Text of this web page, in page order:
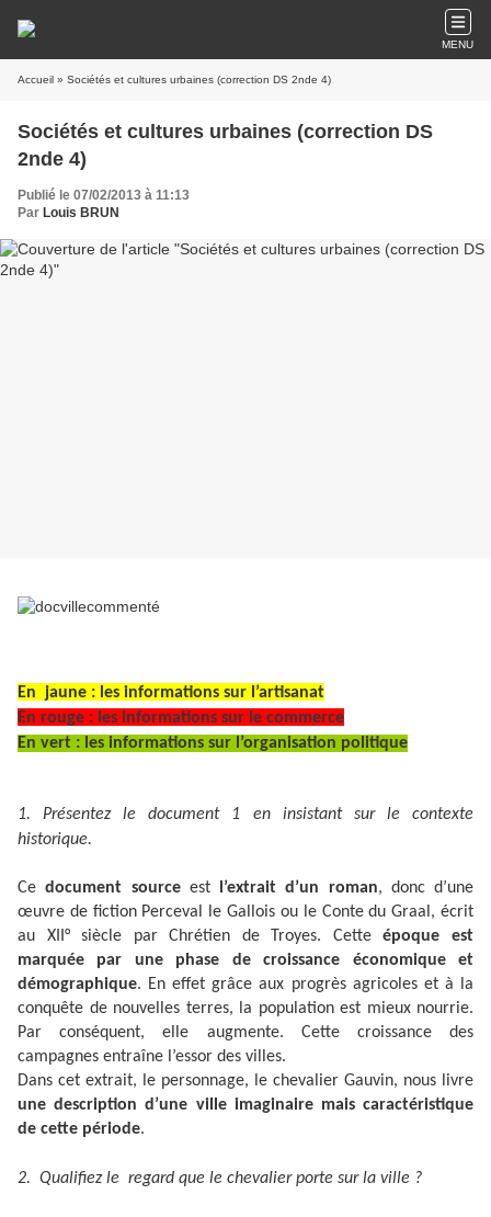
MENU
Accueil » Sociétés et cultures urbaines (correction DS 2nde 4)
Sociétés et cultures urbaines (correction DS
2nde 4)
Publié le 07/02/2013 à 11:13
Par Louis BRUN
En jaune : les informations sur l’artisanat
En rouge : les informations sur le commerce
En vert : les informations sur l’organisation politique
1. Présentez le document 1 en insistant sur le contexte
historique.
Cedocument sourceest l’extrait d’un roman, donc d’une
œuvre de fiction Perceval le Gallois ou le Conte du Graal, écrit
au XII° siècle par Chrétien de Troyes. Cetteépoque est
marquée par une phase de croissance économique et
démographique. En effet grâce aux progrès agricoles et à la
conquête de nouvelles terres, la population est mieux nourrie.
Par conséquent, elle augmente. Cette croissance des
campagnes entraîne l’essor des villes.
Dans cet extrait, le personnage, le chevalier Gauvin, nous livre
une description d’une ville imaginaire mais caractéristique
de cette période.
2. Qualifiez le regard que le chevalier porte sur la ville ?